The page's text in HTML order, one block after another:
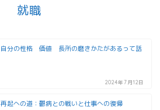
就職
自分の性格 価値 長所の磨きかたがあるって話
2024年7月12日
再起への道：鬱病との戦いと仕事への復帰